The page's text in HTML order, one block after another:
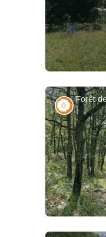
Préalpes
met à
Flore
printemps.